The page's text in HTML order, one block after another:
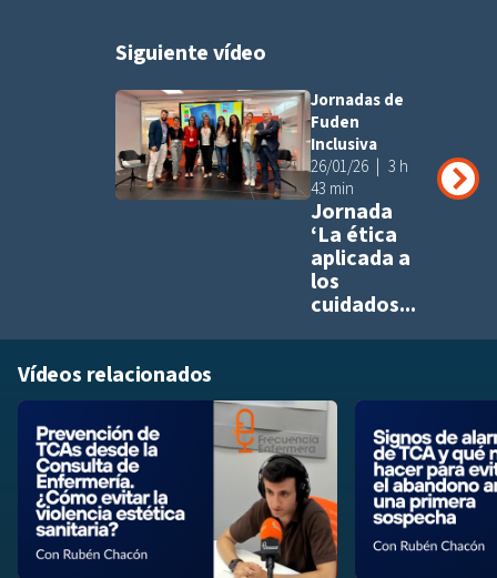
Siguiente vídeo
Añadir a
Jornadas de
Fuden
Inclusiva
26/01/26
3 h
43 min
Jornada
‘La ética
aplicada a
los
cuidados...
Vídeos relacionados
Añadir a